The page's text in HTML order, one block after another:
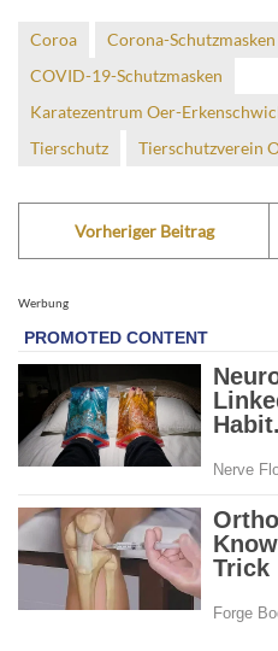
Coroa Corona-Schutzmasken
COVID-19-Schutzmasken
Karatezentrum Oer-
Tierschutz
Tierschutzverein
Vorheriger Beitrag
Werbung